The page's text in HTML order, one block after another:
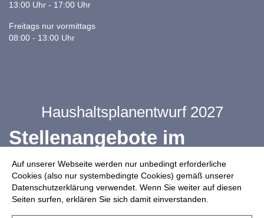
Auf unserer Webseite werden nur unbedingt erforderliche
Cookies (also nur systembedingte Cookies) gemäß unserer
Datenschutzerklärung verwendet. Wenn Sie weiter auf diesen
Seiten surfen, erklären Sie sich damit einverstanden.
13:00 Uhr - 17:00 Uhr
Freitags nur vormittags
08:00 - 13:00 Uhr
Haushaltsplanentwurf 2027
Stellenangebote im
Ganztag
Infos zur Drohnennutzung